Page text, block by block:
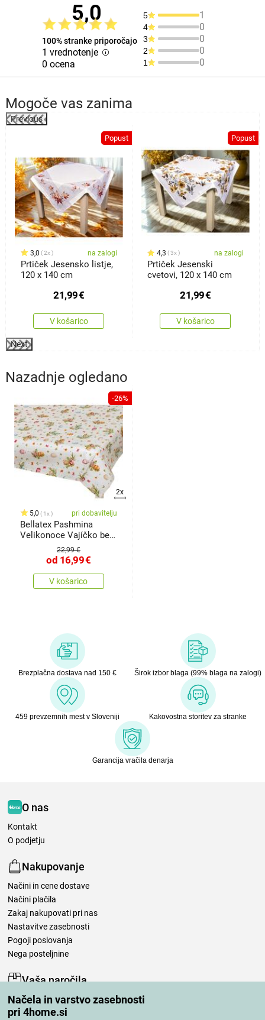
Načela in varstvo zasebnosti
pri 4home.si
5,0
100% stranke priporočajo
1 vrednotenje
0 ocena
5 1
4 0
3 0
2 0
1 0
Mogoče vas zanima
Previous
Popust
3,0 2x na zalogi
Prtiček Jesensko listje,
120 x 140 cm
21,99€
V košarico
Popust
4,3 3x na zalogi
Prtiček Jesenski
cvetovi, 120 x 140 cm
21,99€
V košarico
Next
Nazadnje ogledano
-26%
2x
5,0 1x pri dobavitelju
Bellatex Pashmina
Velikonoce Vajíčko bež
22,99 €
od 16,99€
V košarico
Brezplačna dostava nad 150 € Širok izbor blaga (99% blaga na zalogi)
459 prevzemnih mest v Sloveniji Kakovostna storitev za stranke
Garancija vračila denarja
O nas
Kontakt
O podjetju
Nakupovanje
Načini in cene dostave
Načini plačila
Zakaj nakupovati pri nas
Nastavitve zasebnosti
Pogoji poslovanja
Nega posteljnine
Vaša naročila
Moj račun
Pregled naročil